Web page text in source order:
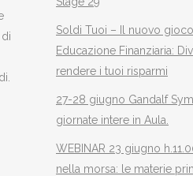
Soldi Tuoi – Il nuovo
Educazione Finanziaria:
rendere i tuoi risparmi
27-28 giugno Gandalf
giornate intere in Aula.
WEBINAR 23 giugno
nella morsa: le materie